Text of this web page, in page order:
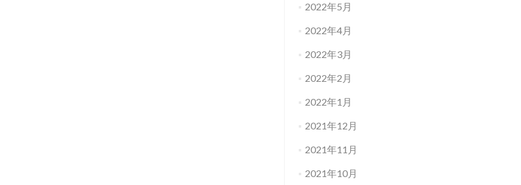
2022年5月
2022年4月
2022年3月
2022年2月
2022年1月
2021年12月
2021年11月
2021年10月